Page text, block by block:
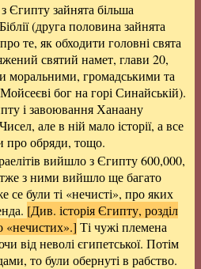
Єгипту зайнята більша
(друга половина зайнята
те, як обходити головні свята
святий намет, глави 20,
моральними, громадськими та
бог на горі Синайській).
і завоювання Ханаану
але в ній мало історії, а все
про обряди, тощо.
вийшло з Єгипту 600,000,
з ними вийшло ще багато
були ті «нечисті», про яких
[Див. історія Єгипту, розділ
«нечистих».] Ті чужі племена
від неволі єгипетської. Потім
то були обернуті в рабство.